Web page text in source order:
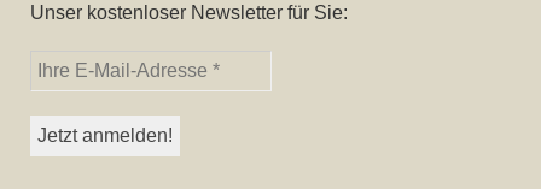
Unser kostenloser Newsletter für Sie: